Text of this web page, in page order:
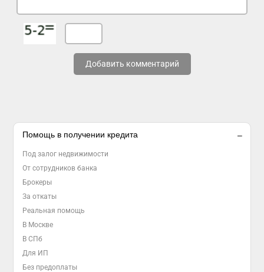
Добавить комментарий
Помощь в получении кредита
Под залог недвижимости
От сотрудников банка
Брокеры
За откаты
Реальная помощь
В Москве
В СПб
Для ИП
Без предоплаты